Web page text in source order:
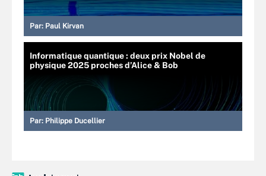
Par: Paul Kirvan
Informatique quantique : deux prix Nobel de
physique 2025 proches d’Alice & Bob
Par: Philippe Ducellier